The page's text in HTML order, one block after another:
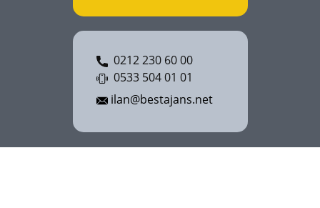
0212 230 60 00
0533 504 01 01
ilan@bestajans.net